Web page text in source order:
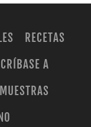
RECETAS
A